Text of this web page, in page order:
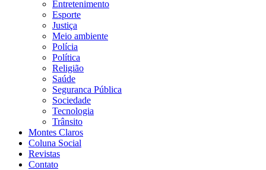
Entretenimento
Esporte
Justiça
Meio ambiente
Polícia
Política
Religião
Saúde
Seguranca Pública
Sociedade
Tecnologia
Trânsito
Montes Claros
Coluna Social
Revistas
Contato